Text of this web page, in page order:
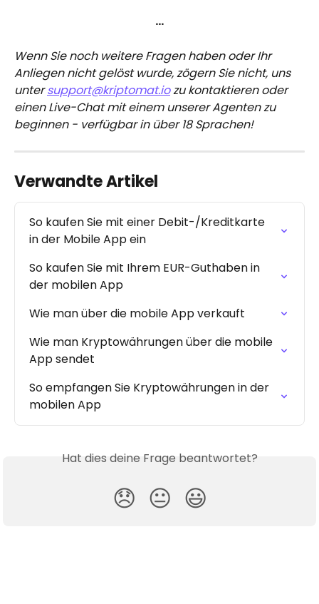
…
Wenn Sie noch weitere Fragen haben oder Ihr
Anliegen nicht gelöst wurde, zögern Sie nicht, uns
unter support@kriptomat.io zu kontaktieren oder
einen Live-Chat mit einem unserer Agenten zu
beginnen - verfügbar in über 18 Sprachen!
Verwandte Artikel
So kaufen Sie mit einer Debit-/Kreditkarte
in der Mobile App ein
So kaufen Sie mit Ihrem EUR-Guthaben in
der mobilen App
Wie man über die mobile App verkauft
Wie man Kryptowährungen über die mobile
App sendet
So empfangen Sie Kryptowährungen in der
mobilen App
Hat dies deine Frage beantwortet?
😞 😐 😃